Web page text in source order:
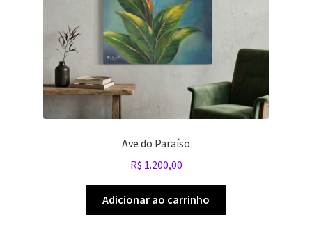
Ave do Paraíso
R$ 1.200,00
Adicionar ao carrinho